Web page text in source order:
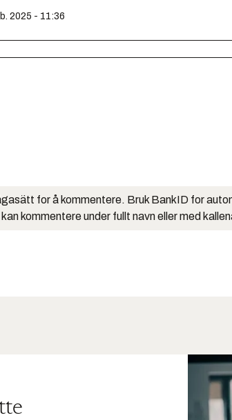
2025 - 11:36
for å kommentere. Bruk BankID for
kommentere under fullt navn eller med